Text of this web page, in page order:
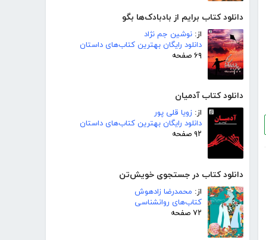
دانلود کتاب برایم از بادبادک‌ها بگو
از: نوشین جم نژاد
دانلود رایگان بهترین کتاب‌های داستان
۶۹ صفحه
دانلود کتاب آدمیان
از: زویا قلی پور
دانلود رایگان بهترین کتاب‌های داستان
۹۲ صفحه
دانلود کتاب در جستجوی خویش‌تن
از: محمدرضا زادهوش
کتاب‌های روانشناسی
۷۲ صفحه